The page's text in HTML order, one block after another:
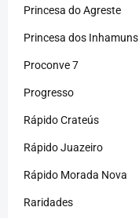
Princesa do Agreste
Princesa dos Inhamuns
Proconve 7
Progresso
Rápido Crateús
Rápido Juazeiro
Rápido Morada Nova
Raridades